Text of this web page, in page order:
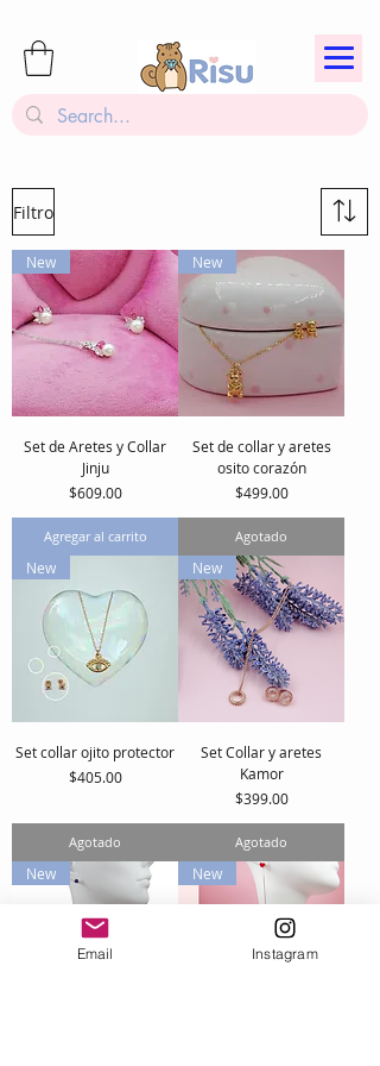
Filtro
New
Set de Aretes y Collar
Jinju
Precio
$609.00
Agregar al carrito
New
Set de collar y aretes
osito corazón
Precio
$499.00
Agotado
New
Set collar ojito protector
Precio
$405.00
Agotado
New
Set Collar y aretes
Kamor
Precio
$399.00
Agotado
New New
Email Instagram